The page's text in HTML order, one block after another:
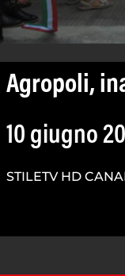
Agropoli,
10 giugno
STILETV HD